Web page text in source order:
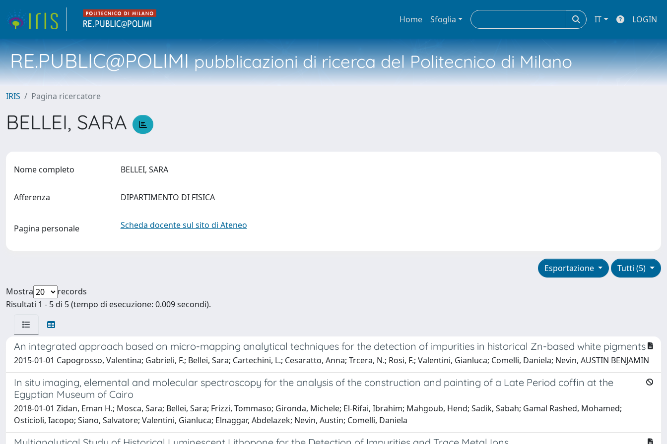
Home Sfoglia IT LOGIN
RE.PUBLIC@POLIMIpubblicazioni di ricerca del Politecnico di Milano
IRIS Pagina ricercatore
BELLEI, SARA
Nome completo BELLEI, SARA
Afferenza DIPARTIMENTO DI FISICA
Pagina personale Scheda docente sul sito di Ateneo
Tutti (5)
Esportazione
Mostra
records
Risultati 1 - 5 di 5 (tempo di esecuzione: 0.009 secondi).
An integrated approach based on micro-mapping analytical techniques for the detection of impurities in historical Zn-based white pigments
2015-01-01 Capogrosso, Valentina; Gabrieli, F.; Bellei, Sara; Cartechini, L.; Cesaratto, Anna; Trcera, N.; Rosi, F.; Valentini, Gianluca; Comelli, Daniela; Nevin, AUSTIN BENJAMIN
In situ imaging, elemental and molecular spectroscopy for the analysis of the construction and painting of a Late Period coffin at the
Egyptian Museum of Cairo
2018-01-01 Zidan, Eman H.; Mosca, Sara; Bellei, Sara; Frizzi, Tommaso; Gironda, Michele; El-Rifai, Ibrahim; Mahgoub, Hend; Sadik, Sabah; Gamal Rashed, Mohamed;
Osticioli, Iacopo; Siano, Salvatore; Valentini, Gianluca; Elnaggar, Abdelazek; Nevin, Austin; Comelli, Daniela